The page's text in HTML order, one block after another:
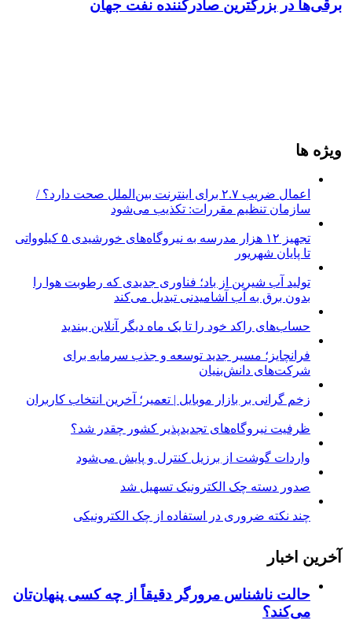
برقی‌ها در بزرگترین صادرکننده نفت جهان
ویژه ها
اعمال ضریب ۲.۷ برای اینترنت بین‌الملل صحت دارد؟ /
سازمان تنظیم مقررات: تکذیب می‌شود
تجهیز ۱۲ هزار مدرسه به نیروگاه‌های خورشیدی ۵ کیلوواتی
تا پایان شهریور
تولید آب شیرین از باد؛ فناوری جدیدی که رطوبت هوا را
بدون برق به آب آشامیدنی تبدیل می‌کند
حساب‌های راکد خود را تا یک ماه دیگر آنلاین ببندید
فرانچایز؛ مسیر جدید توسعه و جذب سرمایه برای
شرکت‌های دانش‌بنیان
زخم گرانی بر بازار موبایل | تعمیر؛ آخرین انتخاب کاربران
ظرفیت نیروگاه‌های تجدیدپذیر کشور چقدر شد؟
واردات گوشت از برزیل کنترل و پایش می‌شود
صدور دسته چک الکترونیک تسهیل شد
چند نکته ضروری در استفاده از چک الکترونیکی
آخرین اخبار
حالت ناشناس مرورگر دقیقاً از چه کسی پنهان‌تان
می‌کند؟